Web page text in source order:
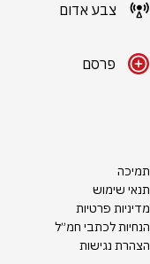
צבע אדום
פרסם
תמיכה
תנאי שימוש
מדיניות פרטיות
הנחיות לכתבי חמ״ל
הצהרת נגישות